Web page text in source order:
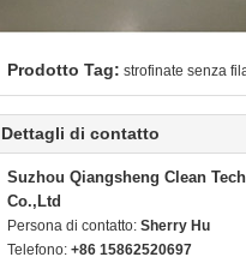
Prodotto Tag: strofinate senza
Dettagli di contatto
Suzhou Qiangsheng Clean
Co.,Ltd
Persona di contatto: Sherry Hu
Telefono: +86 15862520697